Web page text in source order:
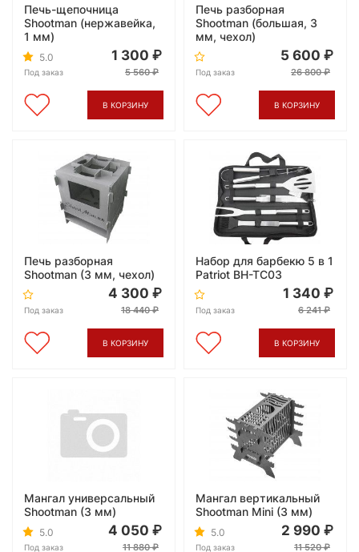
Печь-щепочница
Shootman (нержавейка,
1 мм)
5.0
Под заказ
1 300
5 560
В КОРЗИНУ
Печь разборная
Shootman (большая, 3
мм, чехол)
Под заказ
5 600
26 800
В КОРЗИНУ
Печь разборная
Shootman (3 мм, чехол)
Под заказ
4 300
18 440
В КОРЗИНУ
Набор для барбекю 5 в 1
Patriot BH-TC03
Под заказ
1 340
6 241
В КОРЗИНУ
Мангал универсальный
Shootman (3 мм)
5.0
Под заказ
4 050
11 880
Мангал вертикальный
Shootman Mini (3 мм)
5.0
Под заказ
2 990
11 520